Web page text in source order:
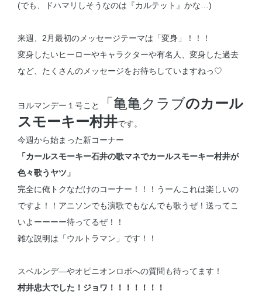
(でも、ドハマリしそうなのは『カルテット』かな…)
来週、2月最初のメッセージテーマは「変身」！！！
変身したいヒーローやキャラクターや有名人、変身した過去
など、たくさんのメッセージをお待ちしていますねっ♡
ヨルマンデー１号こと 「亀亀クラブのカール
スモーキー村井です。
今週から始まった新コーナー
「カールスモーキー石井の歌マネでカールスモーキー村井が
色々歌うヤツ」
完全に俺トクなだけのコーナー！！！うーんこれは楽しいの
ですよ！！アニソンでも演歌でもなんでも歌うぜ！送ってこ
いよーーーー待ってるぜ！！
雑な説明は「ウルトラマン」です！！
スベルンデ―やオピニオンロボへの質問も待ってます！
村井忠大でした！ジョワ！！！！！！！